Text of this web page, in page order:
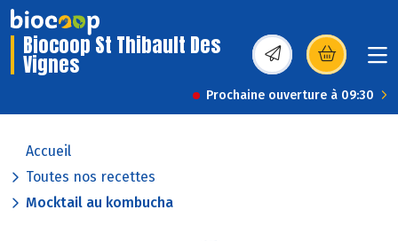
Biocoop St Thibault Des
Vignes (s’ouvre dans une
Prochaine ouverture à 09:30
Accueil
Toutes nos recettes
Mocktail au kombucha